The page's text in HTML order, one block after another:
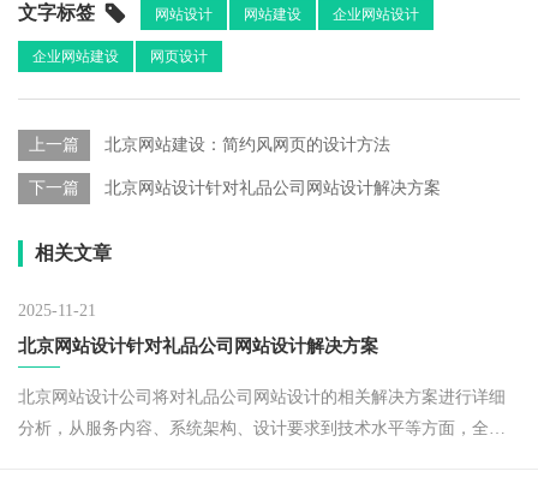
文字标签 网站设计 网站建设 企业网站设计
企业网站建设 网页设计
上一篇 北京网站建设：简约风网页的设计方法
下一篇 北京网站设计针对礼品公司网站设计解决方案
相关文章
2025-11-21
北京网站设计针对礼品公司网站设计解决方案
北京网站设计公司将对礼品公司网站设计的相关解决方案进行详细
分析，从服务内容、系统架构、设计要求到技术水平等方面，全面